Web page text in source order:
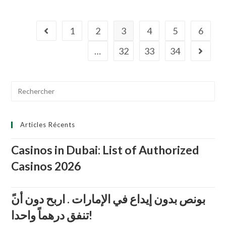
1 2 3 4 5
6
…
32 33 34
Search
Articles Récents
Casinos in Dubai: List of Authorized
Casinos 2026
تنفق درهماً واحدا!